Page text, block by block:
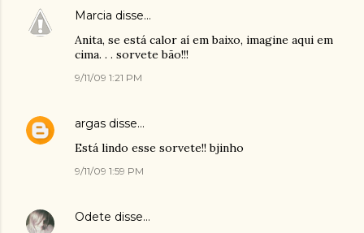
Marcia disse…
Anita, se está calor aí em baixo, imagine aqui em
cima. . . sorvete bão!!!
9/11/09 1:21 PM
argas disse…
Está lindo esse sorvete!! bjinho
9/11/09 1:59 PM
Odete disse…